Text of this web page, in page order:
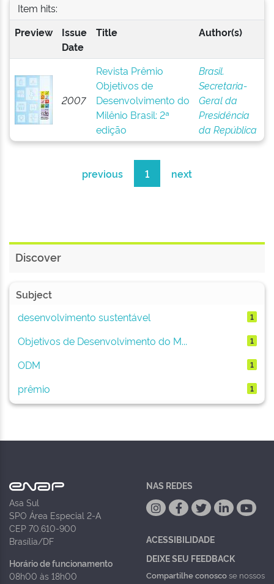
Item hits:
Preview
Issue
Date
Title Author(s)
2007
Revista Prêmio
Objetivos de
Desenvolvimento do
Milênio Brasil: 2ª
edição
Brasil.
Secretaria-
Geral da
Presidência
da República
previous 1 next
Discover
Subject
desenvolvimento sustentável
1
Objetivos de Desenvolvimento do M... 1
ODM 1
prêmio 1
Asa Sul
SPO Área Especial 2-A
CEP 70.610-900
Brasília/DF
Horário de funcionamento
08h00 às 18h00
NAS REDES
ACESSIBILIDADE
DEIXE SEU FEEDBACK
Compartilhe conoscose nossos